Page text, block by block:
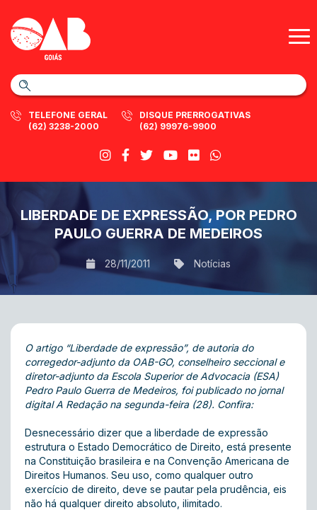
TELEFONE GERAL
(62) 3238-2000
DISQUE PRERROGATIVAS
(62) 99976-9900
LIBERDADE DE EXPRESSÃO, POR PEDRO
PAULO GUERRA DE MEDEIROS
28/11/2011 Notícias
O artigo “Liberdade de expressão”, de autoria do
corregedor-adjunto da OAB-GO, conselheiro seccional e
diretor-adjunto da Escola Superior de Advocacia (ESA)
Pedro Paulo Guerra de Medeiros, foi publicado no jornal
digital A Redação na segunda-feira (28). Confira:
Desnecessário dizer que a liberdade de expressão
estrutura o Estado Democrático de Direito, está presente
na Constituição brasileira e na Convenção Americana de
Direitos Humanos. Seu uso, como qualquer outro
exercício de direito, deve se pautar pela prudência, eis
não há qualquer direito absoluto, ilimitado.